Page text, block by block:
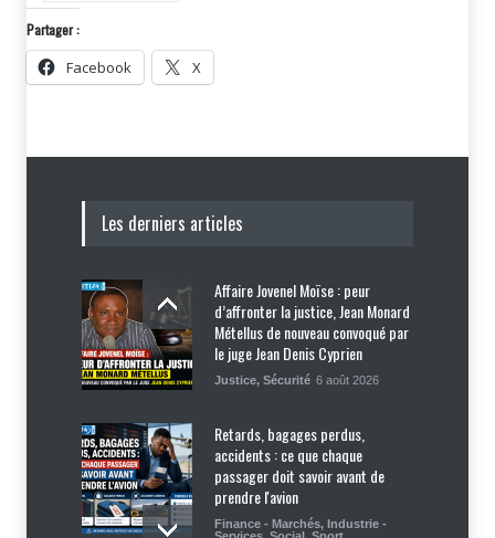
Partager :
Facebook X
Les derniers articles
Affaire Jovenel Moïse : peur
d’affronter la justice, Jean Monard
Métellus de nouveau convoqué par
le juge Jean Denis Cyprien
Justice, Sécurité 6 août 2026
Retards, bagages perdus,
accidents : ce que chaque
passager doit savoir avant de
prendre l'avion
Finance - Marchés, Industrie -